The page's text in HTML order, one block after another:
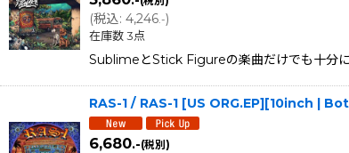
(税込: 4,246.-)
在庫数 3点
SublimeとStick Figureの楽曲だけでも十分
RAS-1 / RAS-1 [US ORG.EP][10inch |
6,680.-(税別)